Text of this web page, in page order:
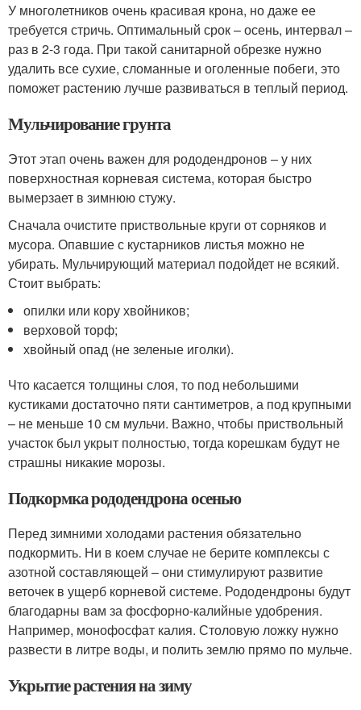
У многолетников очень красивая крона, но даже ее
требуется стричь. Оптимальный срок – осень, интервал –
раз в 2-3 года. При такой санитарной обрезке нужно
удалить все сухие, сломанные и оголенные побеги, это
поможет растению лучше развиваться в теплый период.
Мульчирование грунта
Этот этап очень важен для рододендронов – у них
поверхностная корневая система, которая быстро
вымерзает в зимнюю стужу.
Сначала очистите приствольные круги от сорняков и
мусора. Опавшие с кустарников листья можно не
убирать. Мульчирующий материал подойдет не всякий.
Стоит выбрать:
опилки или кору хвойников;
верховой торф;
хвойный опад (не зеленые иголки).
Что касается толщины слоя, то под небольшими
кустиками достаточно пяти сантиметров, а под крупными
– не меньше 10 см мульчи. Важно, чтобы приствольный
участок был укрыт полностью, тогда корешкам будут не
страшны никакие морозы.
Подкормка рододендрона осенью
Перед зимними холодами растения обязательно
подкормить. Ни в коем случае не берите комплексы с
азотной составляющей – они стимулируют развитие
веточек в ущерб корневой системе. Рододендроны будут
благодарны вам за фосфорно-калийные удобрения.
Например, монофосфат калия. Столовую ложку нужно
развести в литре воды, и полить землю прямо по мульче.
Укрытие растения на зиму